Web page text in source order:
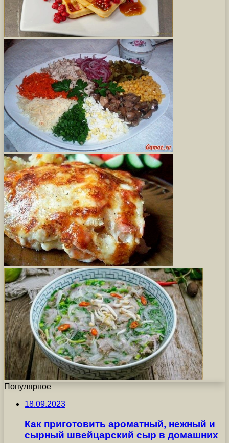
Популярное
18.09.2023
Как приготовить ароматный, нежный и
сырный швейцарский сыр в домашних